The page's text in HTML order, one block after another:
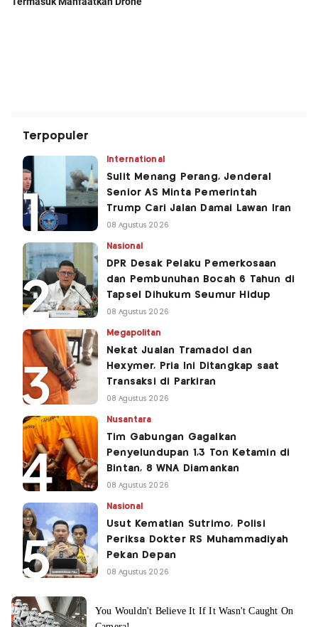
Terpopuler
International
Sulit Menang Perang, Jenderal
Senior AS Minta Pemerintah
Trump Cari Jalan Damai Lawan Iran
08 Agustus 2026
Nasional
DPR Desak Pelaku Pemerkosaan
dan Pembunuhan Bocah 6 Tahun di
Tapsel Dihukum Seumur Hidup
08 Agustus 2026
Megapolitan
Nekat Jualan Tramadol dan
Hexymer, Pria Ini Ditangkap saat
Transaksi di Parkiran
08 Agustus 2026
Nusantara
Tim Gabungan Gagalkan
Penyelundupan 1,3 Ton Ketamin di
Bintan, 8 WNA Diamankan
08 Agustus 2026
Nasional
Usut Kematian Sutrimo, Polisi
Periksa Dokter RS Muhammadiyah
Pekan Depan
08 Agustus 2026